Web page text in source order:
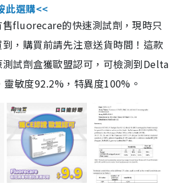
此選購<<
fluorecare的快速測試劑，現時只
，購買前請先注意送貨時間！這款
試劑盒獲歐盟認可，可檢測到Delta
敏度92.2%，特異度100%。